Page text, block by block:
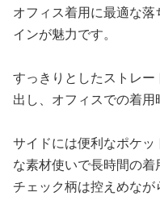
オフィス着用に最適な
インが魅力です。
すっきりとしたストレ
出し、オフィスでの着用
サイドには便利なポケ
な素材使いで長時間の着
チェック柄は控えめな